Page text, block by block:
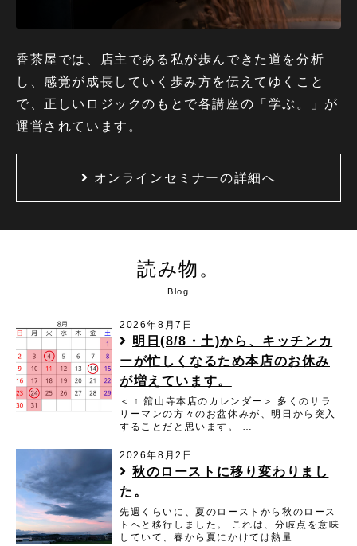
香茶屋では、店主である私が歩んできた道を分析
し、感覚が成長していく歩み方を伝えてゆくこと
で、正しいロジックのもとで各講座の「学ぶ。」が
運営されています。
オンラインセミナーの詳細へ
読み物。
Blog
2026年8月7日
明日(8/8・土)から、キッチンカ
ーが忙しくなるため本店のお休み
が増えています。
＜ ↑ 舘山寺本店のカレンダー＞ 多くのサラ
リーマンの方々のお盆休みが、明日から突入
することだと思います。 …
2026年8月2日
秋のローストに移り変わりまし
た。
先週くらいに、夏のローストから秋のロース
トへと移行しました。 これは、分岐点を意味
していて、春から夏にかけては熱量…